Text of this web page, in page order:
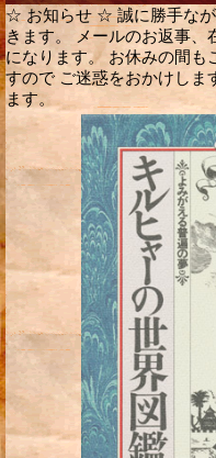
☆ お知らせ ☆ 誠に勝手なが
きます。 メールのお返事、
になります。 お休みの間も
すので ご迷惑をおかけしま
ます。